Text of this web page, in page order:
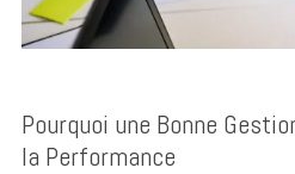
Pourquoi une Bonne
la Performance